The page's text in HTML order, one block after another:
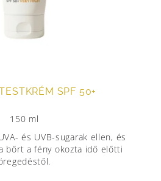
SPF 50+
150 ml
és UVB-sugarak ellen, és
bőrt a fény okozta idő előtti